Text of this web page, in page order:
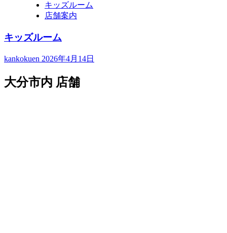
キッズルーム
店舗案内
キッズルーム
kankokuen 2026年4月14日
大分市内 店舗